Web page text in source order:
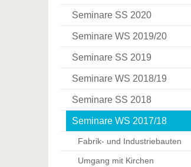
Seminare SS 2020
Seminare WS 2019/20
Seminare SS 2019
Seminare WS 2018/19
Seminare SS 2018
Seminare WS 2017/18
Fabrik- und Industriebauten
Umgang mit Kirchen